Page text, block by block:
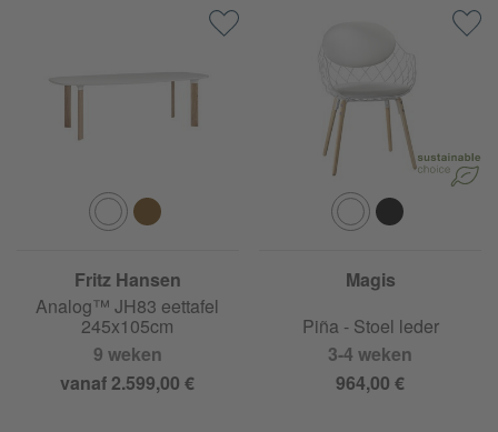
Fritz Hansen
Analog™ JH83 eettafel
245x105cm
9 weken
vanaf 2.599,00 €
Magis
Piña - Stoel leder
3-4 weken
964,00 €